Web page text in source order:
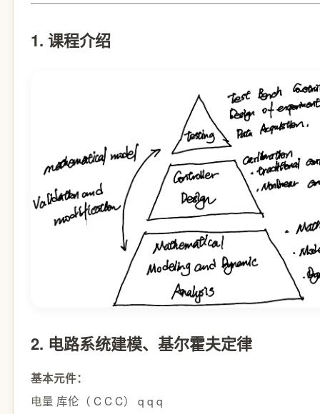
1. 课程介绍
2. 电路系统建模、基尔霍夫定律
基本元件：
电量 库伦（ C CC）q qq